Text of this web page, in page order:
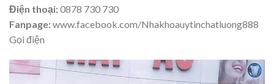
Điện thoại:0878 730 730
Fanpage:www.facebook.com/Nhakhoauytinchatluong888
Gọi điện